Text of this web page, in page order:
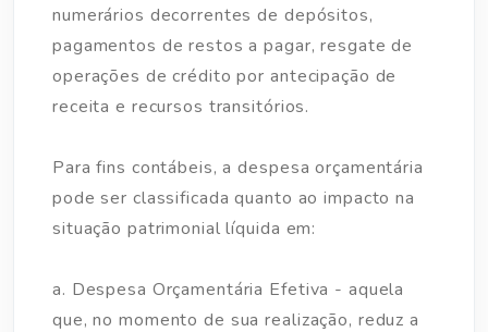
numerários decorrentes de depósitos,
pagamentos de restos a pagar, resgate de
operações de crédito por antecipação de
receita e recursos transitórios.
Para fins contábeis, a despesa orçamentária
pode ser classificada quanto ao impacto na
situação patrimonial líquida em:
a. Despesa Orçamentária Efetiva - aquela
que, no momento de sua realização, reduz a